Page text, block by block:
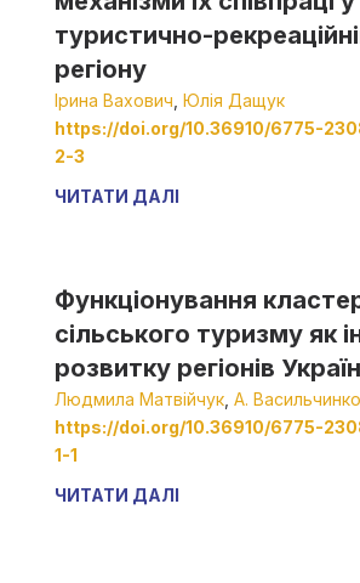
туристично-
регіону
Ірина Вахович Юлія Дащук
https://doi.org/10.36910/6775-
2-3
ЧИТАТИ ДАЛІ
Функціонування
сільського туризму як
розвитку регіонів
Людмила Матвійчук А. Васильчинко
https://doi.org/10.36910/6775-
1-1
ЧИТАТИ ДАЛІ